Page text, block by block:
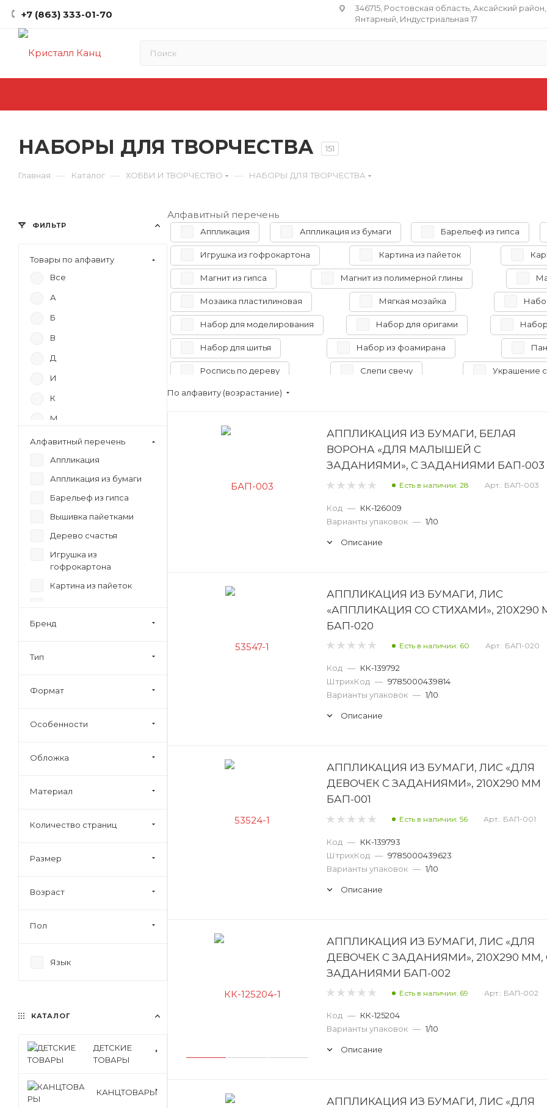
+7 (863) 333-01-70
346715, Ростовская область​, Аксайский
Янтарный, Индустриальная 17
НАБОРЫ ДЛЯ ТВОРЧЕСТВА 151
Главная — Каталог — ХОББИ И ТВОРЧЕСТВО — НАБОРЫ ДЛЯ ТВОРЧЕСТВА
Алфавитный перечень
Аппликация Аппликация из бумаги Барельеф из гипса
Игрушка из гофрокартона Картина из пайеток
Магнит из гипса Магнит из полимерной глины
Мозаика пластилиновая Мягкая мозайка
Набор для моделирования Набор для оригами
Набор для шитья Набор из фоамирана
Роспись по дереву Слепи свечу Украшение
Украшения из пайеток
По алфавиту (возрастание)
АППЛИКАЦИЯ ИЗ БУМАГИ, БЕЛАЯ
ВОРОНА «ДЛЯ МАЛЫШЕЙ С
ЗАДАНИЯМИ», С ЗАДАНИЯМИ БАП-003
Есть в наличии: 28 Арт.: БАП-003
Код — КК-126009
Варианты упаковок — 1/10
Описание
АППЛИКАЦИЯ ИЗ БУМАГИ, ЛИС
«АППЛИКАЦИЯ СО СТИХАМИ», 210Х290
БАП-020
Есть в наличии: 60 Арт.: БАП-020
Код — КК-139792
ШтрихКод — 9785000439814
Варианты упаковок — 1/10
Описание
АППЛИКАЦИЯ ИЗ БУМАГИ, ЛИС «ДЛЯ
ДЕВОЧЕК С ЗАДАНИЯМИ», 210Х290 ММ
БАП-001
Есть в наличии: 56 Арт.: БАП-001
Код — КК-139793
ШтрихКод — 9785000439623
Варианты упаковок — 1/10
Описание
АППЛИКАЦИЯ ИЗ БУМАГИ, ЛИС «ДЛЯ
ДЕВОЧЕК С ЗАДАНИЯМИ», 210Х290 ММ,
ЗАДАНИЯМИ БАП-002
Есть в наличии: 69 Арт.: БАП-002
Код — КК-125204
Варианты упаковок — 1/10
Описание
АППЛИКАЦИЯ ИЗ БУМАГИ, ЛИС «ДЛЯ
ФИЛЬТР
Товары по алфавиту
Все
А
Б
В
Д
И
К
М
Н
П
Р
С
У
Ф
Алфавитный перечень
Аппликация
Аппликация из бумаги
Барельеф из гипса
Вышивка пайетками
Дерево счастья
Игрушка из
гофрокартона
Картина из пайеток
Конструктор из дерева
Магниты из глины
Мозаика пластилиновая
Набор для рисования
Набор для шитья
руками
Украшения из пайеток
Фигурка из глины
Бренд
Тип
Формат
Особенности
Обложка
Материал
Количество страниц
Размер
Возраст
Пол
Язык
КАТАЛОГ
ДЕТСКИЕ
ТОВАРЫ
КАНЦТОВАРЫ